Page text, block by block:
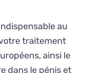
au
traitement
ainsi le
dans le pénis et